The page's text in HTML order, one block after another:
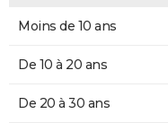
Moins de 10 ans
De 10 à 20 ans
De 20 à 30 ans